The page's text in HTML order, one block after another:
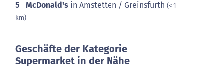
5 McDonald's in Amstetten / Greinsfurth (< 1
km)
Geschäfte der Kategorie
Supermarket in der Nähe